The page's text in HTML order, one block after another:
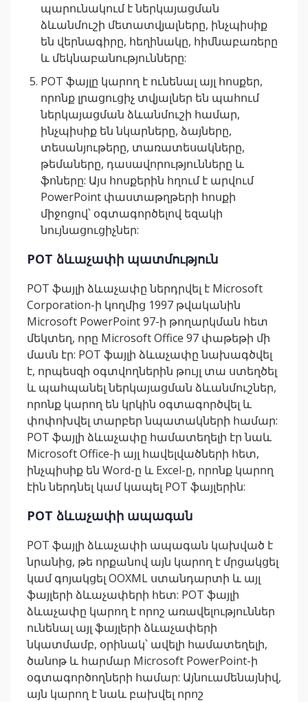
պարունակում է ներկայացման
ձևանմուշի մետատվյալները, ինչպիսիք
են վերնագիրը, հեղինակը, հիմնաբառերը
և մեկնաբանությունները:
POT ֆայլը կարող է ունենալ այլ հոսքեր,
որոնք լրացուցիչ տվյալներ են պահում
ներկայացման ձևանմուշի համար,
ինչպիսիք են նկարները, ձայները,
տեսանյութերը, տառատեսակները,
թեմաները, դասավորությունները և
ֆոները: Այս հոսքերին հղում է արվում
PowerPoint փաստաթղթերի հոսքի
միջոցով՝ օգտագործելով եզակի
նույնացուցիչներ:
POT ձևաչափի պատմություն
POT ֆայլի ձևաչափը ներդրվել է Microsoft
Corporation-ի կողմից 1997 թվականին
Microsoft PowerPoint 97-ի թողարկման հետ
մեկտեղ, որը Microsoft Office 97 փաթեթի մի
մասն էր: POT ֆայլի ձևաչափը նախագծվել
է, որպեսզի օգտվողներին թույլ տա ստեղծել
և պահպանել ներկայացման ձևանմուշներ,
որոնք կարող են կրկին օգտագործվել և
փոփոխվել տարբեր նպատակների համար:
POT ֆայլի ձևաչափը համատեղելի էր նաև
Microsoft Office-ի այլ հավելվածների հետ,
ինչպիսիք են Word-ը և Excel-ը, որոնք կարող
էին ներդնել կամ կապել POT ֆայլերին:
POT ձևաչափի ապագան
POT ֆայլի ձևաչափի ապագան կախված է
նրանից, թե որքանով այն կարող է մրցակցել
կամ գոյակցել OOXML ստանդարտի և այլ
ֆայլերի ձևաչափերի հետ: POT ֆայլի
ձևաչափը կարող է որոշ առավելություններ
ունենալ այլ ֆայլերի ձևաչափերի
նկատմամբ, օրինակ՝ ավելի համատեղելի,
ծանոթ և հարմար Microsoft PowerPoint-ի
օգտագործողների համար: Այնուամենայնիվ,
այն կարող է նաև բախվել որոշ